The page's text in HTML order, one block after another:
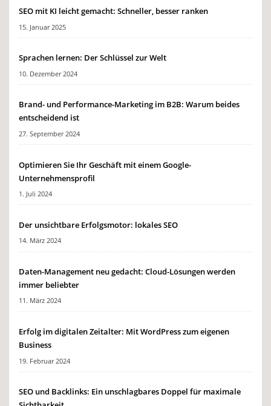
SEO mit KI leicht gemacht: Schneller, besser ranken
15. Januar 2025
Sprachen lernen: Der Schlüssel zur Welt
10. Dezember 2024
Brand- und Performance-Marketing im B2B: Warum beides
entscheidend ist
27. September 2024
Optimieren Sie Ihr Geschäft mit einem Google-
Unternehmensprofil
1. Juli 2024
Der unsichtbare Erfolgsmotor: lokales SEO
14. März 2024
Daten-Management neu gedacht: Cloud-Lösungen werden
immer beliebter
11. März 2024
Erfolg im digitalen Zeitalter: Mit WordPress zum eigenen
Business
19. Februar 2024
SEO und Backlinks: Ein unschlagbares Doppel für maximale